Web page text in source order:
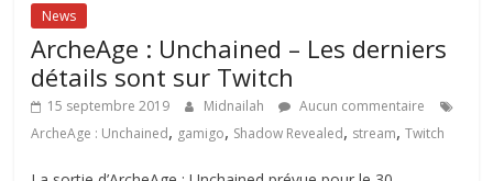
News
ArcheAge : Unchained – Les derniers
détails sont sur Twitch
15 septembre 2019 Midnailah
Aucun commentaire
ArcheAge : Unchained, gamigo, Shadow Revealed, stream,Twitch